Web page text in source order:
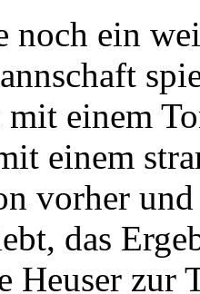
noch ein
einem
einem
vorher
das
Heuser zur